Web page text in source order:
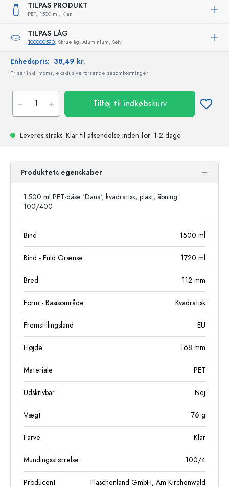
TILPAS PRODUKT
PET, 1500 ml, Klar
TILPAS LÅG
100000590, Skruelåg, Aluminium, Sølv
Enhedspris: 38,49 kr.
Priser inkl. moms, eksklusive forsendelsesomkostninger
Tilføj til indkøbskurv
Leveres straks. Klar til afsendelse inden for: 1-2 dage
Produktets egenskaber
1.500 ml PET-dåse 'Dana', kvadratisk, plast, åbning:
100/400
Bind 1500 ml
Bind - Fuld Grænse 1720 ml
Bred 112 mm
Form - Basisområde Kvadratisk
Fremstillingsland EU
Højde 168 mm
Materiale PET
Udskrivbar Nej
Vægt 76 g
Farve Klar
Mundingsstørrelse 100/4
Producent Flaschenland GmbH, Am Kirchenwald